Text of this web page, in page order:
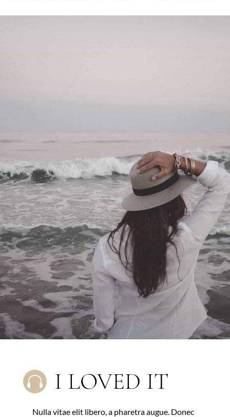
This course completely transformed my
business.
Duis mollis, est non commodo luctus, nisi erat
porttitor ligula, eget lacinia odio sem nec elit.
Donec ullamcorper nulla non metus auctor
fringilla. Cras justo odio, dapibus ac facilisis in,
egestas eget quam. Maecenas faucibus mollis
interdum.
 I LOVED IT
Nulla vitae elit libero, a pharetra augue. Donec